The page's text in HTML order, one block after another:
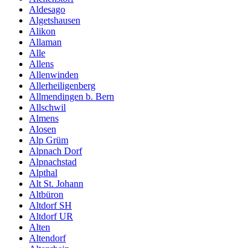
Aldesago
Algetshausen
Alikon
Allaman
Alle
Allens
Allenwinden
Allerheiligenberg
Allmendingen b. Bern
Allschwil
Almens
Alosen
Alp Grüm
Alpnach Dorf
Alpnachstad
Alpthal
Alt St. Johann
Altbüron
Altdorf SH
Altdorf UR
Alten
Altendorf